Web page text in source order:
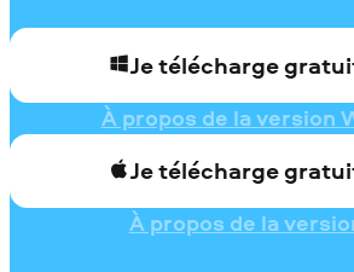
Je télécharge
À propos de la version
Je télécharge
À propos de la